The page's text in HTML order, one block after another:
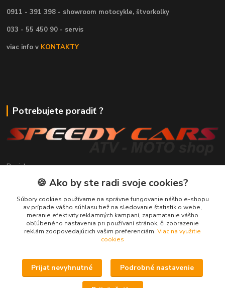
0911 - 391 398 - showroom motocykle, štvorkolky
033 - 55 450 90 - servis
viac info v KONTAKTY
Potrebujete poradiť ?
Daniel
+421 911 391 398
(Po-Pia, 8.30-17.00 hod.)
predaj@atv-shop.sk
Upravit sběr cookies.
🍪 Ako by ste radi svoje cookies?
Súbory cookies používame na správne fungovanie nášho e-shopu
av prípade vášho súhlasu tiež na sledovanie štatistík o webe,
meranie efektivity reklamných kampaní, zapamätanie vášho
obľúbeného nastavenia pri používaní stránok, či zobrazenie
reklám zodpovedajúcich vašim preferenciám. Viac na využitie
cookies
Prijať nevyhnutné Podrobné nastavenie